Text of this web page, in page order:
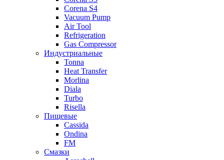
Corena S4
Vacuum Pump
Air Tool
Refrigeration
Gas Compressor
Индустриальные
Tonna
Heat Transfer
Morlina
Diala
Turbo
Risella
Пищевые
Cassida
Ondina
FM
Смазки